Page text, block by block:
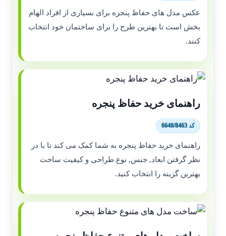
عکس مدل های حفاظ پنجره برای بسیاری از افراد الهام
بخش است تا بهترین طرح را برای ساختمان خود انتخاب
کنند.
راهنمای خرید حفاظ پنجره
کد 6640/8463
راهنمای خرید حفاظ پنجره به شما کمک می کند تا با در
نظر گرفتن ابعاد, جنس, نوع طراحی و کیفیت ساخت
بهترین گزینه را انتخاب کنید.